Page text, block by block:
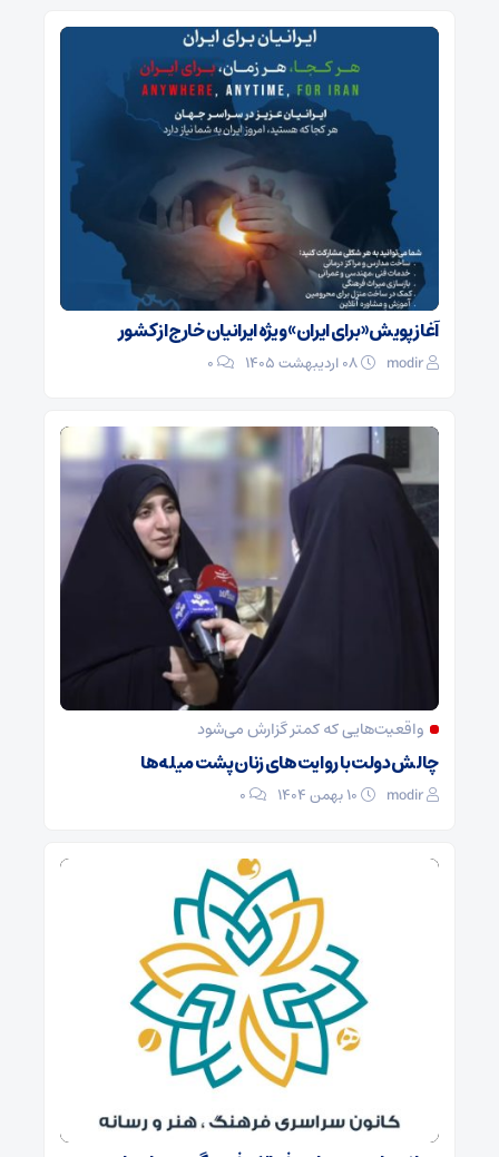
آغاز پویش «برای ایران» ویژه ایرانیان خارج از کشور
modir
0
واقعیت‌هایی که کمتر گزارش می‌شود
چالش دولت با روایت‌های زنان پشت میله‌ها
modir
0